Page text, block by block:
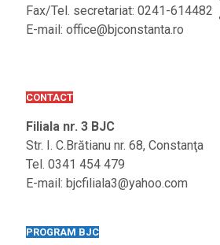
Fax/Tel. secretariat: 0241-614482
E-mail: office@bjconstanta.ro
CONTACT
Filiala nr. 3 BJC
Str. I. C.Brătianu nr. 68, Constanţa
Tel. 0341 454 479
E-mail: bjcfiliala3@yahoo.com
PROGRAM BJC